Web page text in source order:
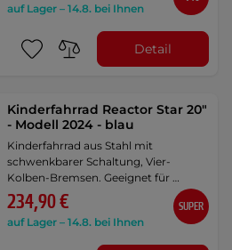
auf Lager – 14.8. bei Ihnen
Detail
Kinderfahrrad Reactor Star 20"
- Modell 2024 - blau
Kinderfahrrad aus Stahl mit
schwenkbarer Schaltung, Vier-
Kolben-Bremsen. Geeignet für …
234,90 €
auf Lager – 14.8. bei Ihnen
SUPER